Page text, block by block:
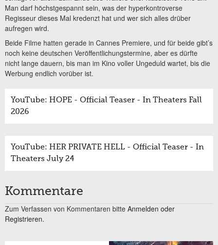
Man darf höchstgespannt sein, was der hyperkontroverse
Regisseur dieses Mal kredenzt hat und wer sich alles drüber
aufregen wird.
Beide Filme hatten gerade in Cannes Premiere, und für beide gibt’s
noch keine deutschen Veröffentlichungstermine, aber es dürfte
nicht lange dauern, bis man im Kino voller Ungeduld wartet, bis die
Werbung endlich vorüber ist.
YouTube: HOPE - Official Teaser - In Theaters Fall
2026
YouTube: HER PRIVATE HELL - Official Teaser - In
Theaters July 24
Kommentare
Zum Verfassen von Kommentaren bitte Anmelden oder
Registrieren.